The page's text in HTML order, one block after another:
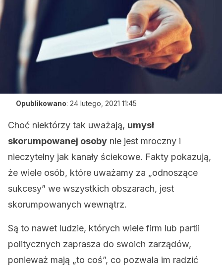
Opublikowano: 24 lutego, 2021 11:45
Choć niektórzy tak uważają, umysł
skorumpowanej osoby nie jest mroczny i
nieczytelny jak kanały ściekowe. Fakty pokazują,
że wiele osób, które uważamy za „odnoszące
sukcesy” we wszystkich obszarach, jest
skorumpowanych wewnątrz.
Są to nawet ludzie, których wiele firm lub partii
politycznych zaprasza do swoich zarządów,
ponieważ mają „to coś”, co pozwala im radzić